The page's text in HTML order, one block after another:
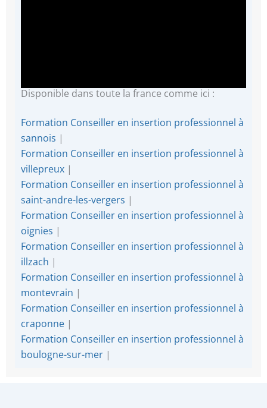
Disponible dans toute la france comme ici :
Formation Conseiller en insertion professionnel à
sannois |
Formation Conseiller en insertion professionnel à
villepreux |
Formation Conseiller en insertion professionnel à
saint-andre-les-vergers |
Formation Conseiller en insertion professionnel à
oignies |
Formation Conseiller en insertion professionnel à
illzach |
Formation Conseiller en insertion professionnel à
montevrain |
Formation Conseiller en insertion professionnel à
craponne |
Formation Conseiller en insertion professionnel à
boulogne-sur-mer |